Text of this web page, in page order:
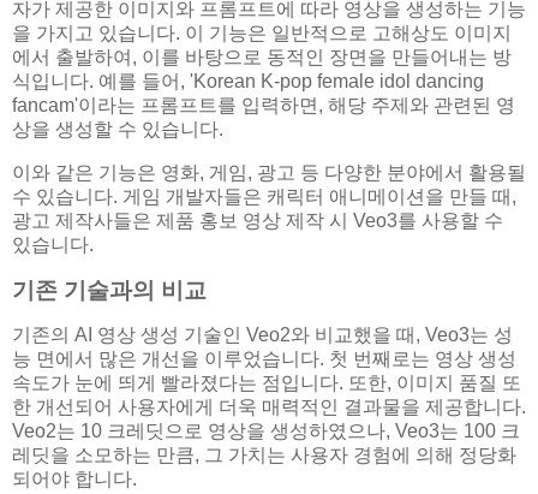
자가 제공한 이미지와 프롬프트에 따라 영상을 생성하는 기능
을 가지고 있습니다. 이 기능은 일반적으로 고해상도 이미지
에서 출발하여, 이를 바탕으로 동적인 장면을 만들어내는 방
식입니다. 예를 들어, 'Korean K-pop female idol dancing
fancam'이라는 프롬프트를 입력하면, 해당 주제와 관련된 영
상을 생성할 수 있습니다.
이와 같은 기능은 영화, 게임, 광고 등 다양한 분야에서 활용될
수 있습니다. 게임 개발자들은 캐릭터 애니메이션을 만들 때,
광고 제작사들은 제품 홍보 영상 제작 시 Veo3를 사용할 수
있습니다.
기존 기술과의 비교
기존의 AI 영상 생성 기술인 Veo2와 비교했을 때, Veo3는 성
능 면에서 많은 개선을 이루었습니다. 첫 번째로는 영상 생성
속도가 눈에 띄게 빨라졌다는 점입니다. 또한, 이미지 품질 또
한 개선되어 사용자에게 더욱 매력적인 결과물을 제공합니다.
Veo2는 10 크레딧으로 영상을 생성하였으나, Veo3는 100 크
레딧을 소모하는 만큼, 그 가치는 사용자 경험에 의해 정당화
되어야 합니다.